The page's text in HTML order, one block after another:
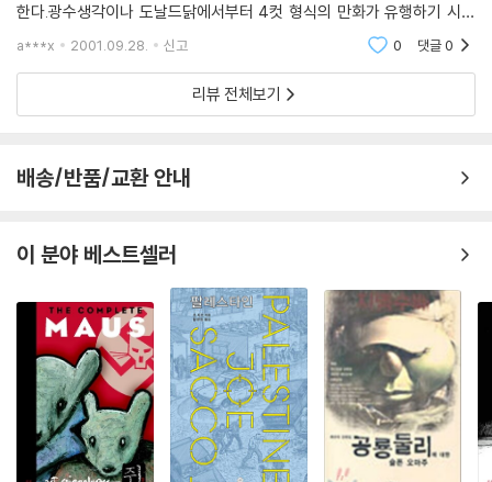
한다.광수생각이나 도날드닭에서부터 4컷 형식의 만화가 유행하기 시작
했다. 그리고 한겨레신문에 연재되었던 천하무적 홍대리는 직장생활을 다
a***x 2001.09.28. 신고 0 댓글0
리뷰 전체보기
배송/반품/교환 안내
이 분야 베스트셀러